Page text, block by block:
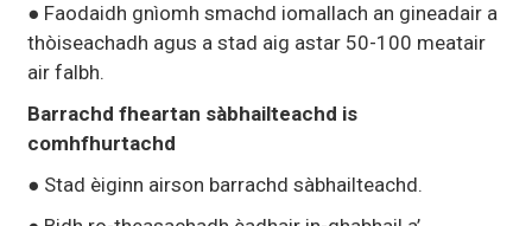
● Faodaidh gnìomh smachd iomallach an gineadair a
thòiseachadh agus a stad aig astar 50-100 meatair
air falbh.
Barrachd fheartan sàbhailteachd is
comhfhurtachd
● Stad èiginn airson barrachd sàbhailteachd.